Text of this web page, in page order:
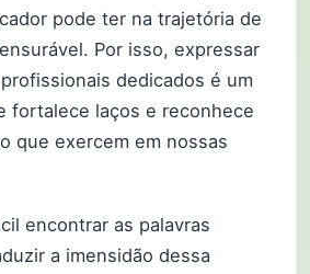
pode ter na trajetória de
Por isso, expressar
dedicados é um
fortalece laços e reconhece
que exercem em nossas
encontrar as palavras
a imensidão dessa